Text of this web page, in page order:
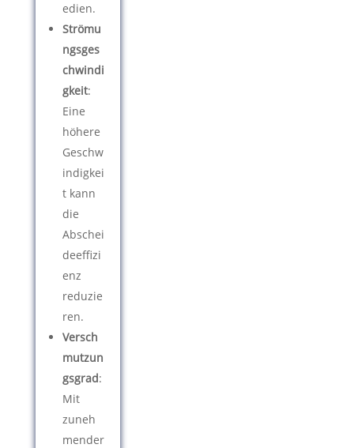
edien.
Strömu
ngsges
chwindi
gkeit:
Eine
höhere
Geschw
indigkei
t kann
die
Abschei
deeffizi
enz
reduzie
ren.
Versch
mutzun
gsgrad:
Mit
zuneh
mender